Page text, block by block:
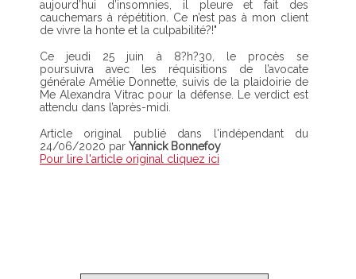
aujourd’hui d’insomnies, il pleure et fait des
cauchemars à répétition. Ce n’est pas à mon client
de vivre la honte et la culpabilité?!"
Ce jeudi 25 juin à 8?h?30, le procès se
poursuivra avec les réquisitions de l’avocate
générale Amélie Donnette, suivis de la plaidoirie de
Me Alexandra Vitrac pour la défense. Le verdict est
attendu dans l’après-midi.
Article original publié dans l'indépendant du
24/06/2020 par Yannick Bonnefoy
Pour lire l'article original cliquez ici